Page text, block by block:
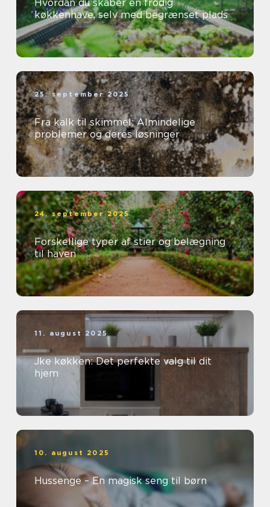
Hvordan du skaber en frodig
køkkenhave, selv med begrænset plads
25. september 2025
Fra kalk til skimmel: Almindelige
problemer og deres løsninger
24. september 2025
Forskellige typer af stier og belægning
til haven
11. august 2025
Jke køkken: Det perfekte valg til dit
hjem
10. august 2025
Hussenge – En magisk seng til børn